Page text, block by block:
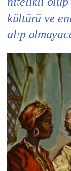
kültürü ve
alıp